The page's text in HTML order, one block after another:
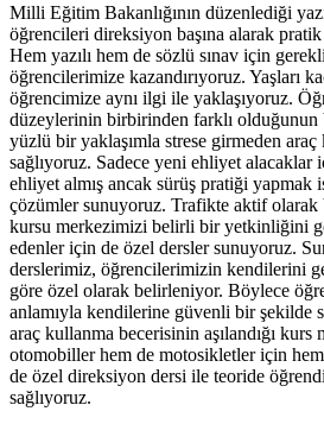
Milli Eğitim Bakanlığının düzenlediği
öğrencileri direksiyon başına alarak pratik
Hem yazılı hem de sözlü sınav için
öğrencilerimize kazandırıyoruz. Yaşları
öğrencimize aynı ilgi ile yaklaşıyoruz.
düzeylerinin birbirinden farklı olduğunun
yüzlü bir yaklaşımla strese girmeden
sağlıyoruz. Sadece yeni ehliyet alacaklar
ehliyet almış ancak sürüş pratiği yapmak
çözümler sunuyoruz. Trafikte aktif olarak
kursu merkezimizi belirli bir yetkinliğini
edenler için de özel dersler sunuyoruz.
derslerimiz, öğrencilerimizin kendilerini
göre özel olarak belirleniyor. Böylece
anlamıyla kendilerine güvenli bir şekilde
araç kullanma becerisinin aşılandığı kurs
otomobiller hem de motosikletler için
de özel direksiyon dersi ile teoride
sağlıyoruz.